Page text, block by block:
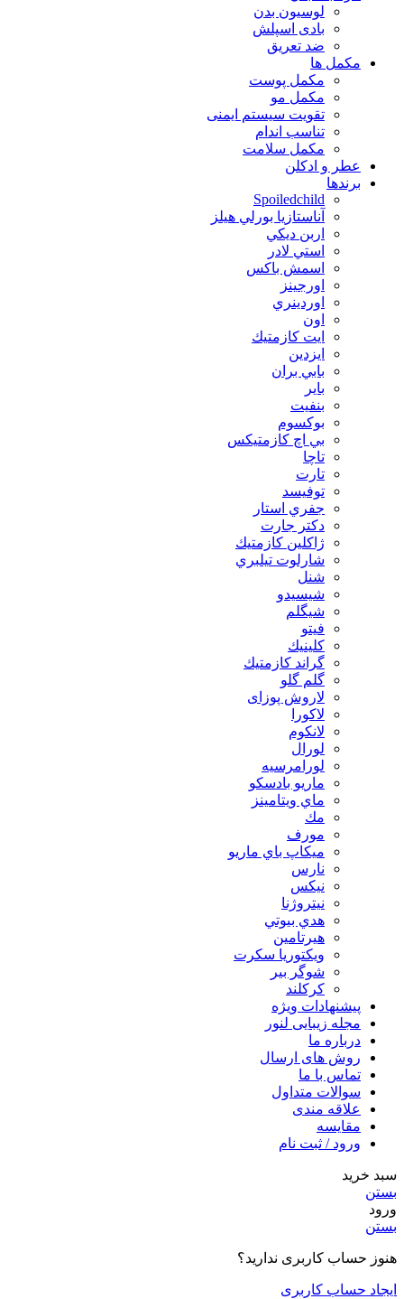
لوسیون بدن
بادی اسپلش
ضد تعریق
مكمل ها
مکمل پوست
مکمل مو
تقویت سیستم ایمنی
تناسب اندام
مکمل سلامت
عطر و ادکلن
برندها
Spoiledchild
آناستازيا بورلي هيلز
اربن ديكي
استي لادر
اسمش باكس
اورجينز
اوردينري
اون
ايت كازمتيك
ايزدين
بابي بران
بایر
بنفيت
بوكسوم
بي اچ كازمتيكس
تاچا
تارت
توفيسد
جفري استار
دكتر جارت
ژاكلين كازمتيك
شارلوت تيلبري
شنل
شيسيدو
شیگلم
فيتو
كلينيك
گراند كازمتيك
گلم گلو
لاروش پوزای
لاكورا
لانكوم
لورال
لورامرسيه
ماريو بادسكو
ماي ويتامينز
مك
مورف
ميكاپ باي ماريو
نارس
نيكس
نیتروژنا
هدي بيوتي
هیرتامین
ویکتوریا سکرت
شوگر بير
کرکلند
پیشنهادات ویژه
مجله زیبایی لنور
درباره ما
روش های ارسال
تماس با ما
سوالات متداول
علاقه مندی
مقایسه
ورود / ثبت نام
سبد خرید
بستن
ورود
بستن
هنوز حساب کاربری ندارید؟
ایجاد حساب کاربری